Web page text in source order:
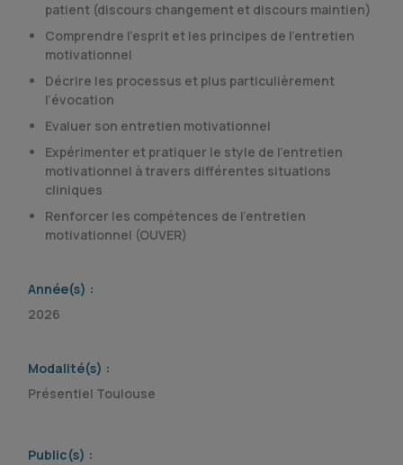
patient (discours changement et discours maintien)
Comprendre l’esprit et les principes de l’entretien
motivationnel
Décrire les processus et plus particulièrement
l’évocation
Evaluer son entretien motivationnel
Expérimenter et pratiquer le style de l’entretien
motivationnel à travers différentes situations
cliniques
Renforcer les compétences de l’entretien
motivationnel (OUVER)
Année(s) :
2026
Modalité(s) :
Présentiel Toulouse
Public(s) :